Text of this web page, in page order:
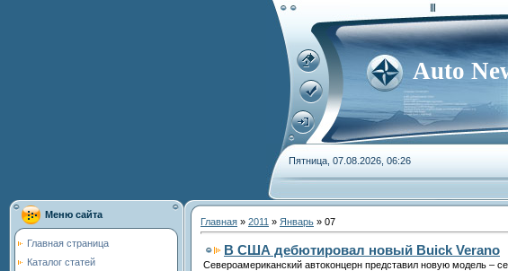
Auto
Пятница, 07.08.2026, 06:26
Меню сайта
Главная страница
Каталог статей
Главная » 2011 » Январь » 07
В США дебютировал новый Buick Verano
Североамериканский автоконцерн представил новую модель –